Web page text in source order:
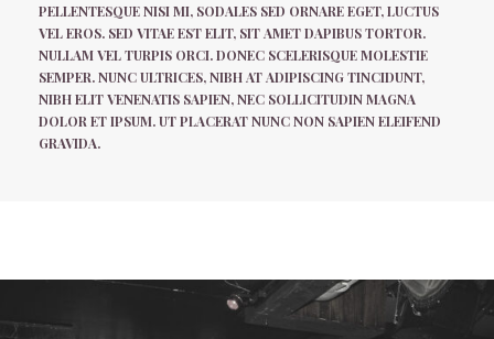
PELLENTESQUE NISI MI, SODALES SED ORNARE EGET, LUCTUS
VEL EROS. SED VITAE EST ELIT, SIT AMET DAPIBUS TORTOR.
NULLAM VEL TURPIS ORCI. DONEC SCELERISQUE MOLESTIE
SEMPER. NUNC ULTRICES, NIBH AT ADIPISCING TINCIDUNT,
NIBH ELIT VENENATIS SAPIEN, NEC SOLLICITUDIN MAGNA
DOLOR ET IPSUM. UT PLACERAT NUNC NON SAPIEN ELEIFEND
GRAVIDA.